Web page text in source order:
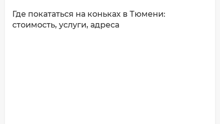
Где покататься на коньках в Тюмени:
стоимость, услуги, адреса